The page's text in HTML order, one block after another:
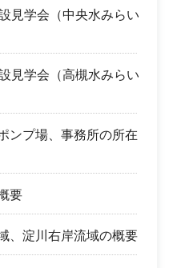
見学会（中央水みらい
見学会（高槻水みらい
ンプ場、事務所の所在
要
、淀川右岸流域の概要